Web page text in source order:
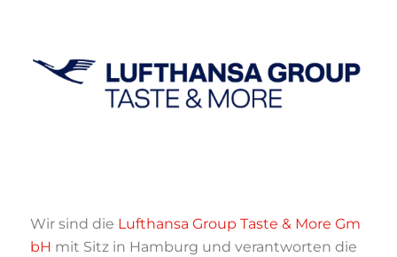
Wir sind die Lufthansa Group Taste & More Gm
bH mit Sitz in Hamburg und verantworten die